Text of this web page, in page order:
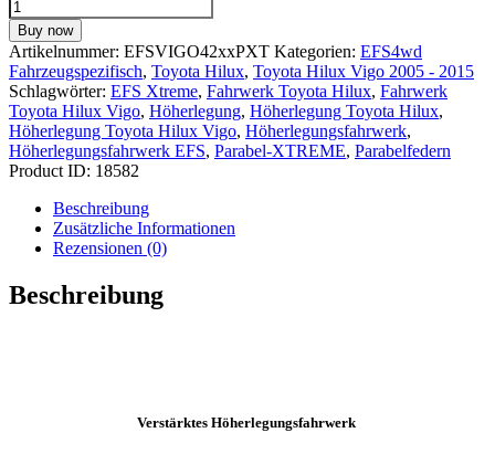
4x4
Höherlegungsfahrwerk
PARABEL-
XTREME
+45mm
für
TOYOTA
Hilux
Vigo
2005
2015
Menge
Buy now
Artikelnummer: EFSVIGO42xxPXT Kategorien: EFS4wd
Fahrzeugspezifisch, Toyota Hilux, Toyota Hilux Vigo 2005 - 2015
Schlagwörter: EFS Xtreme, Fahrwerk Toyota Hilux, Fahrwerk
Toyota Hilux Vigo, Höherlegung, Höherlegung Toyota Hilux,
Höherlegung Toyota Hilux Vigo, Höherlegungsfahrwerk,
Höherlegungsfahrwerk EFS, Parabel-XTREME, Parabelfedern
Product ID: 18582
Beschreibung
Zusätzliche Informationen
Rezensionen (0)
Beschreibung
Verstärktes Höherlegungsfahrwerk